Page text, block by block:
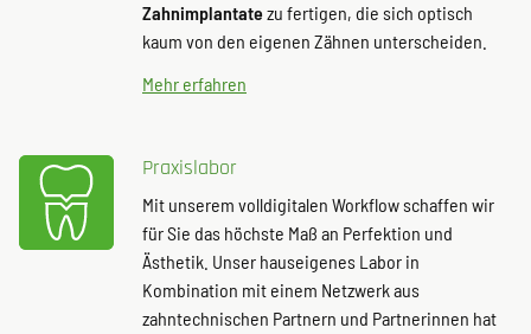
Zahnimplantatezu fertigen, die sich optisch
kaum von den eigenen Zähnen unterscheiden.
Mehr erfahren
Praxislabor
Mit unserem volldigitalen Workflow schaffen wir
für Sie das höchste Maß an Perfektion und
Ästhetik. Unser hauseigenes Labor in
Kombination mit einem Netzwerk aus
zahntechnischen Partnern und Partnerinnen hat